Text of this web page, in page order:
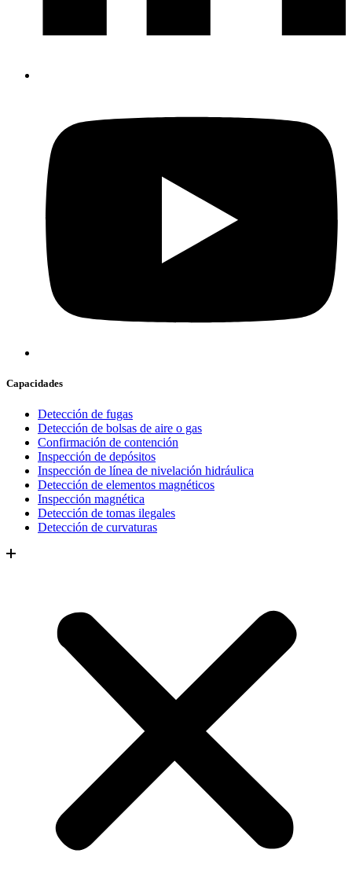
Capacidades
Detección de fugas
Detección de bolsas de aire o gas
Confirmación de contención
Inspección de depósitos
Inspección de línea de nivelación hidráulica
Detección de elementos magnéticos
Inspección magnética
Detección de tomas ilegales
Detección de curvaturas